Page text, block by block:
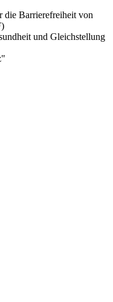
die Barrierefreiheit von
und Gleichstellung